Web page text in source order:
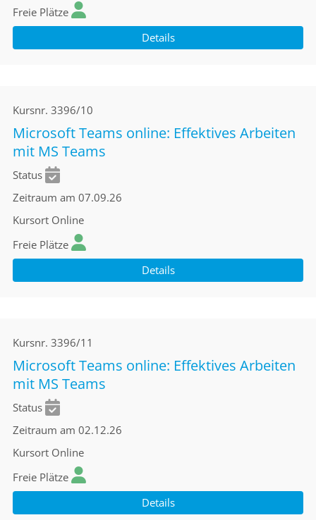
Freie Plätze
Details
Kursnr. 3396/10
Microsoft Teams online: Effektives Arbeiten
mit MS Teams
Status
Zeitraum am 07.09.26
Kursort Online
Freie Plätze
Details
Kursnr. 3396/11
Microsoft Teams online: Effektives Arbeiten
mit MS Teams
Status
Zeitraum am 02.12.26
Kursort Online
Freie Plätze
Details